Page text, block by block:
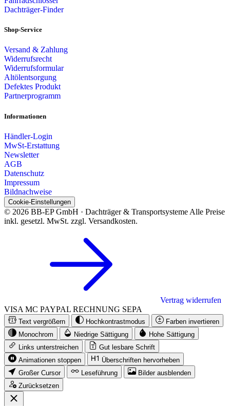
Dachträger-Finder
Shop-Service
Versand & Zahlung
Widerrufsrecht
Widerrufsformular
Altölentsorgung
Defektes Produkt
Partnerprogramm
Informationen
Händler-Login
MwSt-Erstattung
Newsletter
AGB
Datenschutz
Impressum
Bildnachweise
Cookie-Einstellungen
© 2026 BB-EP GmbH · Dachträger & Transportsysteme Alle Preise
inkl. gesetzl. MwSt. zzgl. Versandkosten.
Vertrag widerrufen
VISA MC PAYPAL RECHNUNG SEPA
Text vergrößern Hochkontrastmodus
Farben invertieren
Monochrom
Niedrige Sättigung
Hohe Sättigung
Links unterstreichen
Gut lesbare Schrift
Animationen stoppen
Überschriften hervorheben
Großer Cursor
Leseführung
Bilder ausblenden
Zurücksetzen